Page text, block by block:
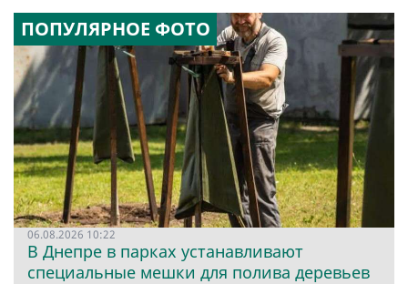
ПОПУЛЯРНОЕ ФОТО
06.08.2026 10:22
В Днепре в парках устанавливают
специальные мешки для полива деревьев